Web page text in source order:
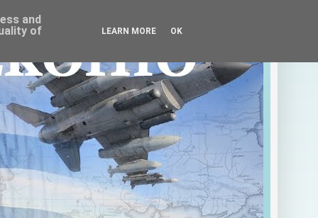
and
of
LEARN MORE OK